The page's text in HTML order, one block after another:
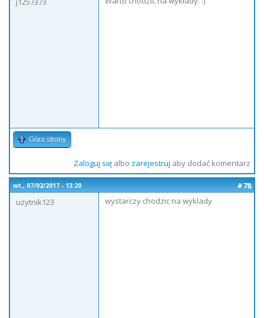
Góra strony
Zaloguj sięalbo zarejestruj aby dodać komentarz
wt., 07/02/2017 - 13:20
#78
uzytnik123
wystarczy chodzic na wyklady